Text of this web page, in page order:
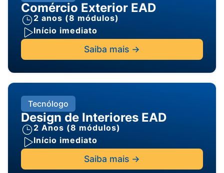
Comércio Exterior EAD
2 anos (8 módulos)
Início imediato
Saiba mais ->
Tecnólogo
Design de Interiores EAD
2 Anos (8 módulos)
Início imediato
Saiba mais ->